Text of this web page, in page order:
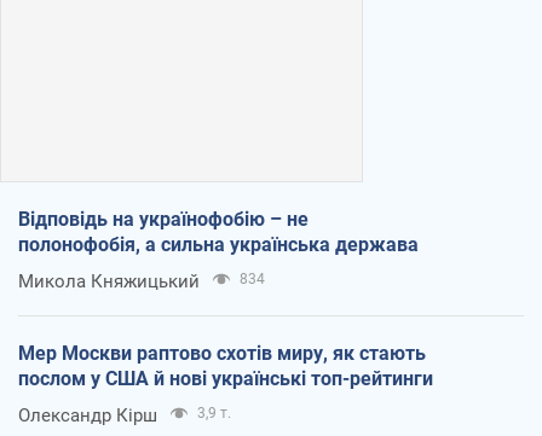
Відповідь на українофобію – не
полонофобія, а сильна українська держава
Микола Княжицький 834
Мер Москви раптово схотів миру, як стають
послом у США й нові українські топ-рейтинги
Олександр Кірш 3,9 т.